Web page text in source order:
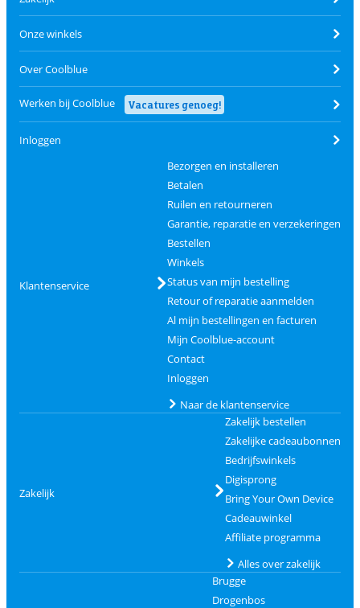
Onze winkels
Over Coolblue
Werken bij Coolblue Vacatures genoeg!
Inloggen
Klantenservice
Bezorgen en installeren
Betalen
Ruilen en retourneren
Garantie, reparatie en verzekeringen
Bestellen
Winkels
Status van mijn bestelling
Retour of reparatie aanmelden
Al mijn bestellingen en facturen
Mijn Coolblue-account
Contact
Inloggen
Naar de klantenservice
Zakelijk
Zakelijk bestellen
Zakelijke cadeaubonnen
Bedrijfswinkels
Digisprong
Bring Your Own Device
Cadeauwinkel
Affiliate programma
Alles over zakelijk
Brugge
Drogenbos